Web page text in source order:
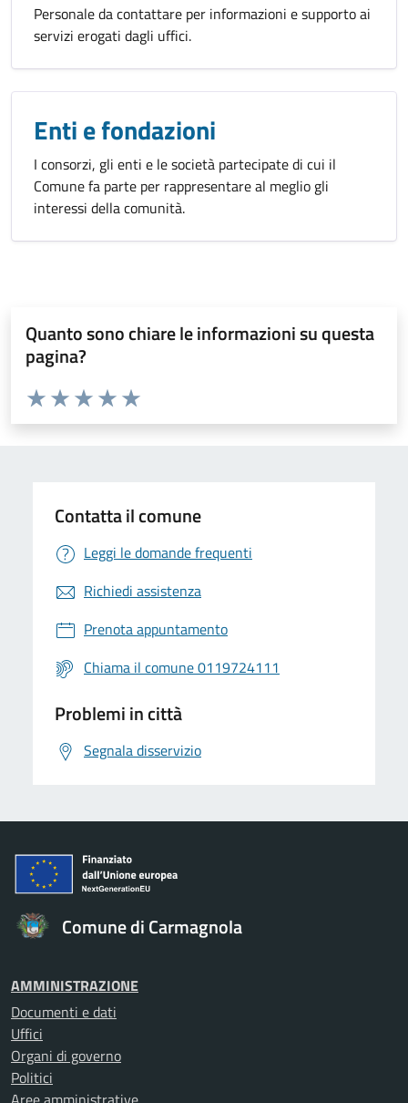
Personale da contattare per informazioni e supporto ai
servizi erogati dagli uffici.
Enti e fondazioni
I consorzi, gli enti e le società partecipate di cui il
Comune fa parte per rappresentare al meglio gli
interessi della comunità.
Quanto sono chiare le informazioni su questa
pagina?
Valuta da 1 a 5 stelle la pagina
Valuta 5 stelle su 5
Valuta 4 stelle su 5
Valuta 3 stelle su 5
Valuta 2 stelle su 5
Valuta 1 stelle su 5
Contatta il comune
Leggi le domande frequenti
Richiedi assistenza
Prenota appuntamento
Chiama il comune 0119724111
Problemi in città
Segnala disservizio
Comune di Carmagnola
AMMINISTRAZIONE
Documenti e dati
Uffici
Organi di governo
Politici